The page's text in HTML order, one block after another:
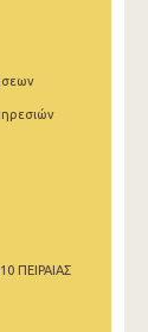
ΠΕΙΡΑΙΑΣ